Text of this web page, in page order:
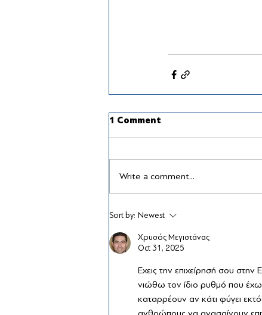
1 Comment
Write a comment...
Sort by: Newest
Χρυσός Μεγιστάνας
Oct 31, 2025
Έχεις την επιχείρησή σου
νιώθω τον ίδιο ρυθμό που έχω
καταρρέουν αν κάτι φύγει